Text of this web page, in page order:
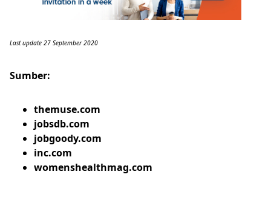
Last update 27 September 2020
Sumber:
themuse.com
jobsdb.com
jobgoody.com
inc.com
womenshealthmag.com